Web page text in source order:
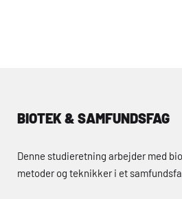
BIOTEK & SAMFUNDSFAG
Denne studieretning arbejder med
metoder og teknikker i et